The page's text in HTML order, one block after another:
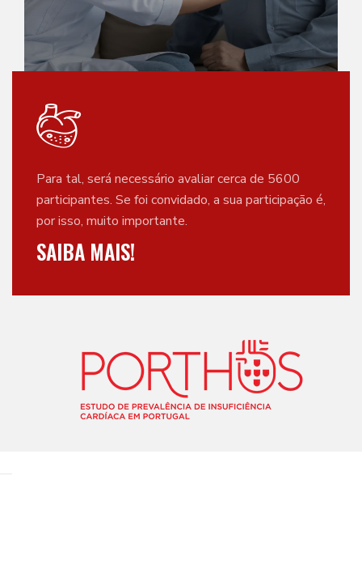
Para tal, será necessário avaliar cerca de 5600
participantes. Se foi convidado, a sua participação é,
por isso, muito importante.
SAIBA MAIS!